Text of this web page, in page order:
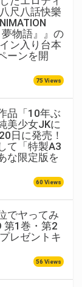
尺八話快樂
夢物語』』の
ン入り台本
ーンを開
75 Views
品「10年ぶ
美少女JKに
日に発売！
て「特製A3
な限定版を
60 Views
でヤってみ
第1巻・第2
レゼントキ
56 Views